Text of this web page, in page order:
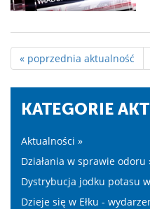
« poprzednia aktualność
KATEGORIE
Aktualności »
Działania w sprawie odoru
Dystrybucja jodku potasu w
Dzieje się w Ełku -